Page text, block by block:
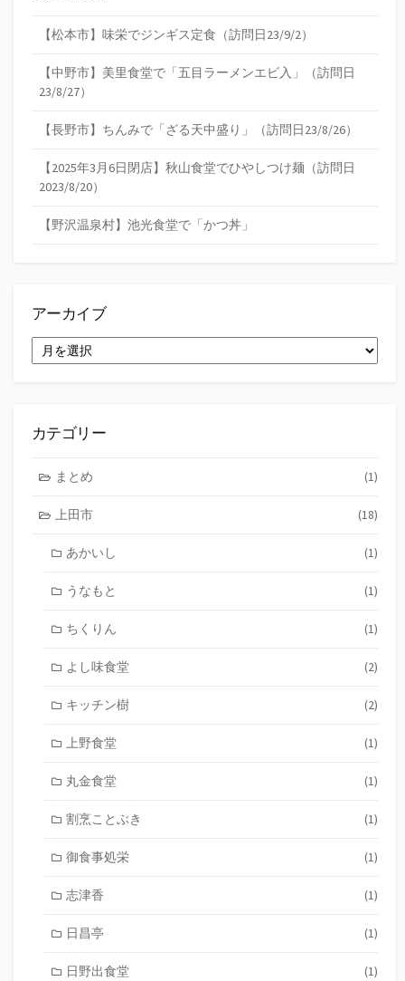
【松本市】味栄でジンギス定食（訪問日23/9/2）
【中野市】美里食堂で「五目ラーメンエビ入」（訪問日
23/8/27）
【長野市】ちんみで「ざる天中盛り」（訪問日23/8/26）
【2025年3月6日閉店】秋山食堂でひやしつけ麺（訪問日
2023/8/20）
【野沢温泉村】池光食堂で「かつ丼」
アーカイブ
ー
カテゴリー
まとめ (1)
上田市 (18)
あかいし (1)
うなもと (1)
ちくりん (1)
よし味食堂 (2)
キッチン樹 (2)
上野食堂 (1)
丸金食堂 (1)
割烹ことぶき (1)
御食事処栄 (1)
志津香 (1)
日昌亭 (1)
日野出食堂 (1)